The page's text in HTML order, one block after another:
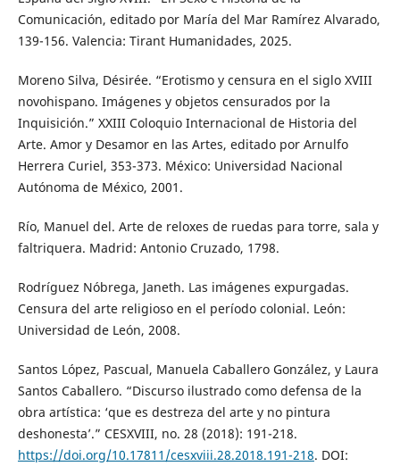
Comunicación, editado por María del Mar Ramírez Alvarado,
139-156. Valencia: Tirant Humanidades, 2025.
Moreno Silva, Désirée. “Erotismo y censura en el siglo XVIII
novohispano. Imágenes y objetos censurados por la
Inquisición.” XXIII Coloquio Internacional de Historia del
Arte. Amor y Desamor en las Artes, editado por Arnulfo
Herrera Curiel, 353-373. México: Universidad Nacional
Autónoma de México, 2001.
Río, Manuel del. Arte de reloxes de ruedas para torre, sala y
faltriquera. Madrid: Antonio Cruzado, 1798.
Rodríguez Nóbrega, Janeth. Las imágenes expurgadas.
Censura del arte religioso en el período colonial. León:
Universidad de León, 2008.
Santos López, Pascual, Manuela Caballero González, y Laura
Santos Caballero. “Discurso ilustrado como defensa de la
obra artística: ‘que es destreza del arte y no pintura
deshonesta’.” CESXVIII, no. 28 (2018): 191-218.
https://doi.org/10.17811/cesxviii.28.2018.191-218. DOI: